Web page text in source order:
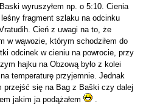
wyruszyłem np. o 5:10. Cienia
fragment szlaku na odcinku
Cień z uwagi na to, że
w wąwozie, którym schodziłem do
odcinek w cieniu na powrocie, przy
hajku na Obzową było z kolei
temperaturę przyjemnie. Jednak
przejść się na Bag z Baški czy dalej
jakim ja podążałem